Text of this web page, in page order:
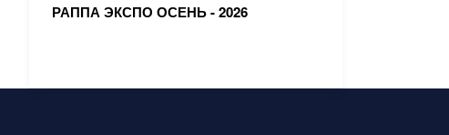
РАППА ЭКСПО ОСЕНЬ - 2026